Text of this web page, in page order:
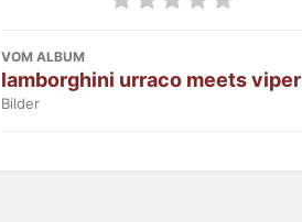
VOM ALBUM
lamborghini urraco meets viper
Bilder